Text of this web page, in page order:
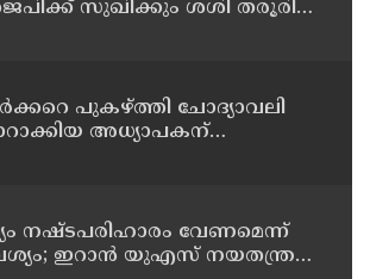
സുഖിക്കും ശശി തരൂരിന്
പുകഴ്ത്തി ചോദ്യാവലി
അധ്യാപകന്
നഷ്ടപരിഹാരം വേണമെന്ന്
ഇറാന്‍ യുഎസ് നയതന്ത്ര